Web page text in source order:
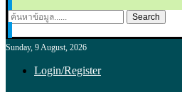
Search
Sunday, 9 August, 2026
Login/Register